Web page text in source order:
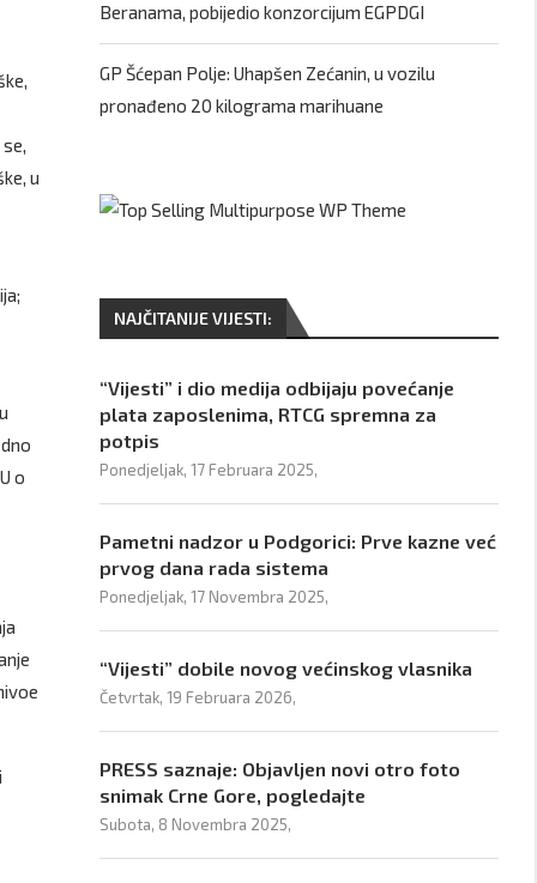
u
o
Beranama, pobijedio konzorcijum EGPDGI
GP Šćepan Polje: Uhapšen Zećanin, u vozilu
pronađeno 20 kilograma marihuane
NAJČITANIJE VIJESTI:
“Vijesti” i dio medija odbijaju povećanje
plata zaposlenima, RTCG spremna za
potpis
Ponedjeljak, 17 Februara 2025,
Pametni nadzor u Podgorici: Prve kazne već
prvog dana rada sistema
Ponedjeljak, 17 Novembra 2025,
“Vijesti” dobile novog većinskog vlasnika
Četvrtak, 19 Februara 2026,
PRESS saznaje: Objavljen novi otro foto
snimak Crne Gore, pogledajte
Subota, 8 Novembra 2025,